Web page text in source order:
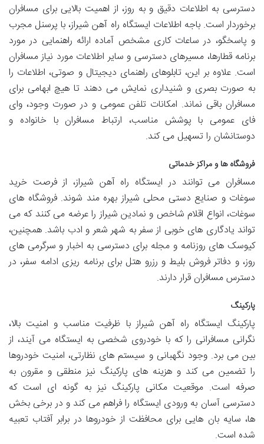
دسترسی به اطلاعات دقیق و به روز، از اهمیت بالایی برای مسافران
برخوردار است. باجه اطلاعات ایستگاه راه آهن شیراز، با پرسنل مجرب
و پاسخگو، در ساعات کاری مشخص آماده ارائه راهنمایی در مورد
برنامه قطارها، مسیرهای دسترسی و سایر اطلاعات مورد نیاز مسافران
است. علاوه بر این، تابلوهای راهنمای دیجیتال و صوتی، اطلاعات را
به صورت بصری و شنیداری نمایش می دهند تا هیچ ابهامی برای
مسافران باقی نماند. امکانات تلفن عمومی و در صورت وجود، وای
فای عمومی با پوشش مناسب، ارتباط مسافران با خانواده و
دوستانشان را تسهیل می کند.
فروشگاه ها و مراکز خدماتی
مسافران می توانند در ایستگاه راه آهن شیراز، از فرصت خرید
سوغات و صنایع دستی محلی شیراز بهره مند شوند. فروشگاه های
سوغات، انواع اقلام شاخص و نمادین شیراز را عرضه می کنند که می
تواند یادگاری های خوبی از سفر به شهر شعر و ادب باشد. همچنین،
کیوسک های روزنامه و مجله برای دسترسی به اخبار و سرگرمی های
روز، و دفاتر فروش بلیط و رزرو هتل برای برنامه ریزی ادامه سفر، در
دسترس مسافران قرار دارند.
پارکینگ
پارکینگ ایستگاه راه آهن شیراز با ظرفیت مناسب و امنیت بالا،
نگرانی مسافرانی را که با خودروی شخصی به ایستگاه می آیند، از
بین می برد. وجود نگهبانی و سیستم های نظارتی، امنیت خودروها
را تضمین می کند و هزینه های پارکینگ نیز منطقی و مقرون به
صرفه است. موقعیت مکانی پارکینگ نیز به گونه ای است که
دسترسی آسان به ورودی ایستگاه را فراهم می کند و در برخی بخش
ها، سایه بان هایی برای محافظت از خودروها در برابر آفتاب تعبیه
شده است.